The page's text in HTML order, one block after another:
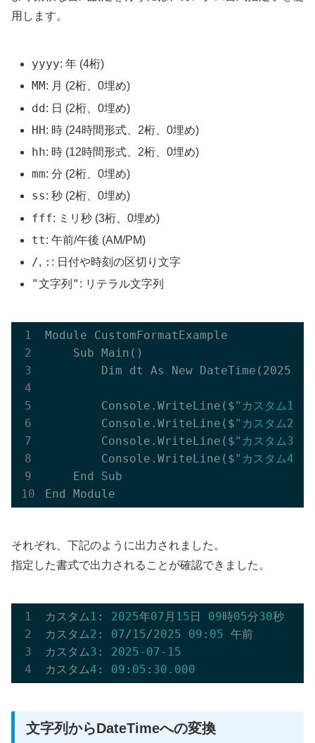
用します。
yyyy: 年 (4桁)
MM: 月 (2桁、0埋め)
dd: 日 (2桁、0埋め)
HH: 時 (24時間形式、2桁、0埋め)
hh: 時 (12時間形式、2桁、0埋め)
mm: 分 (2桁、0埋め)
ss: 秒 (2桁、0埋め)
fff: ミリ秒 (3桁、0埋め)
tt: 午前/午後 (AM/PM)
/, : : 日付や時刻の区切り文字
"文字列" : リテラル文字列
Module CustomFormatExample
    Sub
Main()
        Dim dt As New
        Console.
WriteLine($"カスタム
        Console.
WriteLine($"カスタム
        Console.
WriteLine($"カスタム
        Console.
WriteLine($"カスタム
    End Sub
それぞれ、下記のように出力されました。
指定した書式で出力されることが確認できました。
カスタム1 : 2025年07 月 15 日 09時05分30秒
カスタム2 : 07/15/2025 09 : 05 午前
カスタム3 : 2025-07-15
カスタム4 : 09 : 05 : 30.000
文字列からDateTimeへの変換